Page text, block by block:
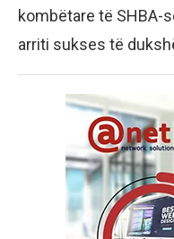
kombëtare të SHBA-
arriti sukses të